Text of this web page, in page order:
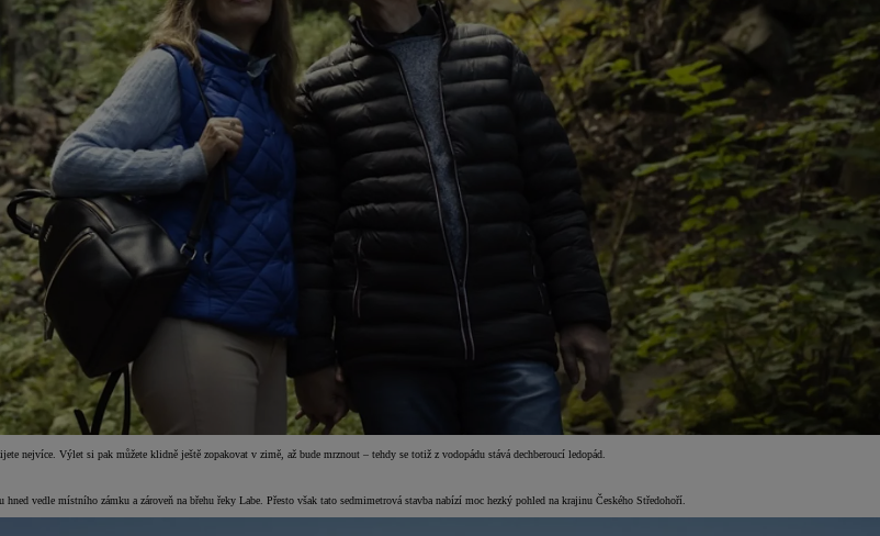
nejvíce. Výlet si pak můžete klidně ještě zopakovat v zimě, až bude mrznout – tehdy se totiž z vodopádu stává dechberoucí ledopád.
vedle místního zámku a zároveň na břehu řeky Labe. Přesto však tato sedmimetrová stavba nabízí moc hezký pohled na krajinu Českého Středohoří.